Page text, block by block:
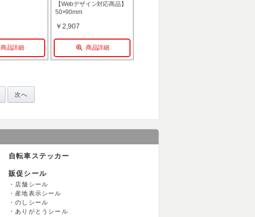
商品詳細
【Webデザイン対応商品】
50×90mm
￥2,907
商品詳細
次へ
自転車ステッカー
販促シール
店舗シール
産地表示シール
のしシール
ありがとうシール